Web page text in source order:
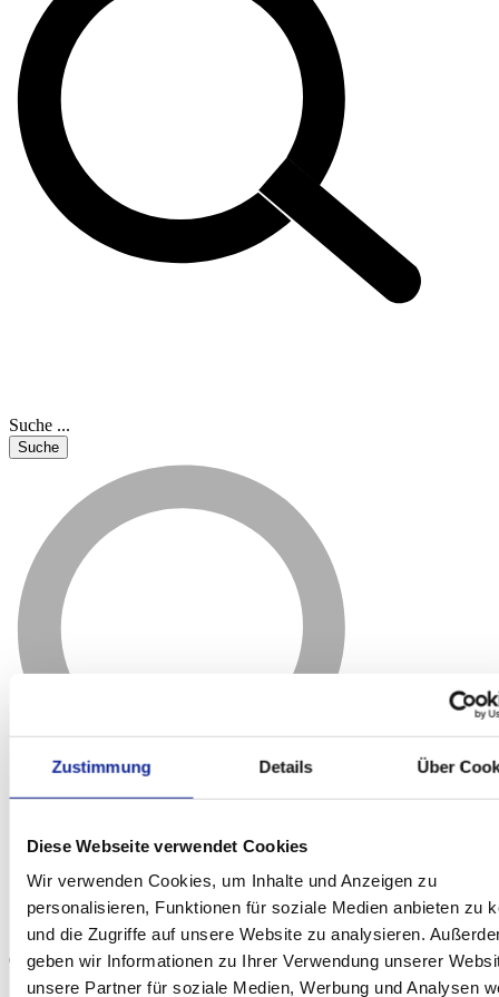
Zustimmung Details Über
Diese Webseite verwendet Cookies
Wir verwenden Cookies, um Inhalte und Anzeigen zu
personalisieren, Funktionen für soziale Medien anbieten zu
und die Zugriffe auf unsere Website zu analysieren.
geben wir Informationen zu Ihrer Verwendung unserer
unsere Partner für soziale Medien, Werbung und Analysen
Suche ...